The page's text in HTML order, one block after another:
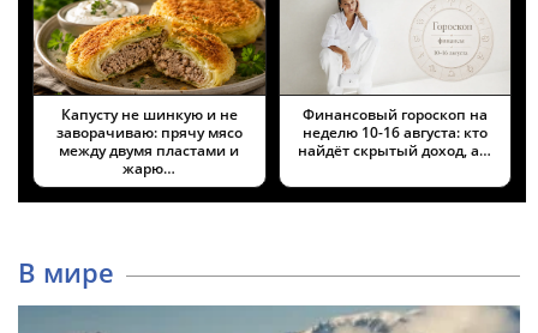
Капусту не шинкую и не
заворачиваю: прячу мясо
между двумя пластами и
жарю…
Финансовый гороскоп на
неделю 10-16 августа: кто
найдёт скрытый доход, а…
В мире